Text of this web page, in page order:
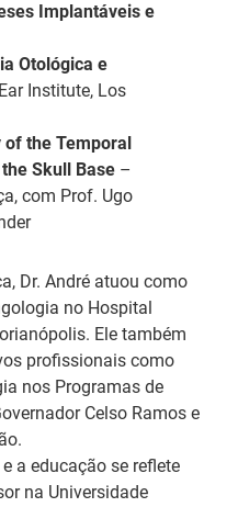
Implantáveis e
Otológica e
Institute, Los
the Temporal
Skull Base –
com Prof. Ugo
Dr. André atuou como
no Hospital
Ele também
profissionais como
nos Programas de
Celso Ramos e
a educação se reflete
na Universidade